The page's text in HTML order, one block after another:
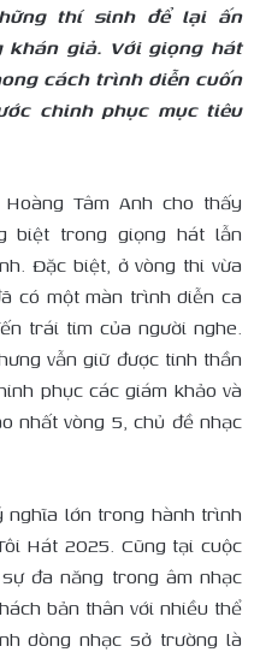
thí sinh để lại ấn
khán giả. Với giọng hát
cách trình diễn cuốn
chinh phục mục tiêu
Tâm Anh cho thấy
biệt trong giọng hát lẫn
Đặc biệt, ở vòng thi vừa
có một màn trình diễn ca
trái tim của người nghe.
vẫn giữ được tinh thần
phục các giám khảo và
nhất vòng 5, chủ đề nhạc
lớn trong hành trình
Hát 2025. Cũng tại cuộc
đa năng trong âm nhạc
bản thân với nhiều thể
dòng nhạc sở trường là